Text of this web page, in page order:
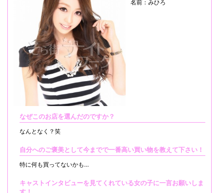
名前：みひろ
なぜこのお店を選んだのですか？
なんとなく？笑
自分へのご褒美として今までで一番高い買い物を教えて下さい！
特に何も買ってないかも…
キャストインタビューを見てくれている女の子に一言お願いしま